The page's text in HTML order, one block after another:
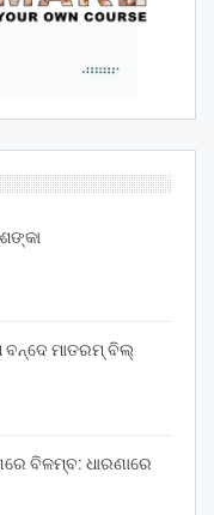
ବନ୍ଦେ ମାତରମ୍‌ ବିଲ୍‌
ବିଳମ୍ବ: ଧାରଣାରେ